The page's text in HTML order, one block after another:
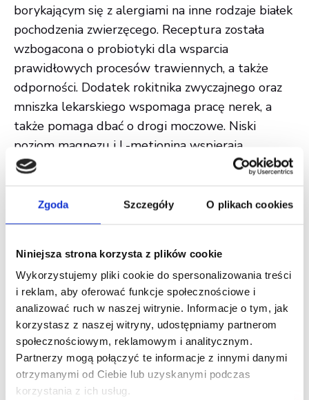
Zgoda Szczegóły O plikach cookies
Niniejsza strona korzysta z plików cookie
Wykorzystujemy pliki cookie do spersonalizowania treści
i reklam, aby oferować funkcje społecznościowe i
analizować ruch w naszej witrynie. Informacje o tym, jak
korzystasz z naszej witryny, udostępniamy partnerom
społecznościowym, reklamowym i analitycznym.
Partnerzy mogą połączyć te informacje z innymi danymi
otrzymanymi od Ciebie lub uzyskanymi podczas
korzystania z ich usług.
borykającym się z alergiami na inne rodzaje białek
pochodzenia zwierzęcego. Receptura została
wzbogacona o probiotyki dla wsparcia
prawidłowych procesów trawiennych, a także
odporności. Dodatek rokitnika zwyczajnego oraz
mniszka lekarskiego wspomaga pracę nerek, a
także pomaga dbać o drogi moczowe. Niski
poziom magnezu i L-metionina wspierają
utrzymanie optymalnego pH moczu.
oraz 7kg.
Karmy mokre, dostępne w wygodnych
saszetkach, zostały wzbogacone aż o 5 nowych
wariantów:
DLA KOCIĄT:
Brit Care Cat Kitten Fillets in Gravy with